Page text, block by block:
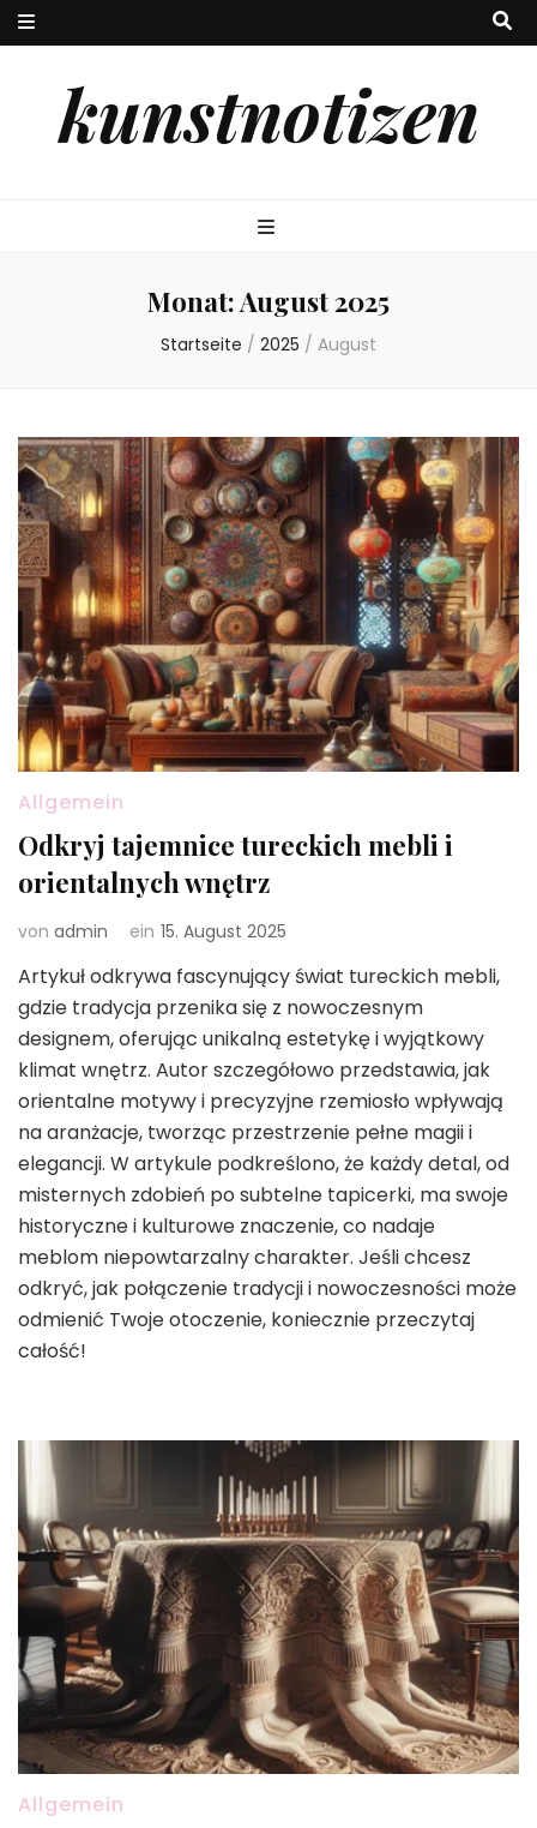
kunstnotizen
Monat:August 2025
Startseite / 2025 / August
Allgemein
Odkryj tajemnice tureckich mebli i
orientalnych wnętrz
von admin ein 15. August 2025
Artykuł odkrywa fascynujący świat tureckich mebli,
gdzie tradycja przenika się z nowoczesnym
designem, oferując unikalną estetykę i wyjątkowy
klimat wnętrz. Autor szczegółowo przedstawia, jak
orientalne motywy i precyzyjne rzemiosło wpływają
na aranżacje, tworząc przestrzenie pełne magii i
elegancji. W artykule podkreślono, że każdy detal, od
misternych zdobień po subtelne tapicerki, ma swoje
historyczne i kulturowe znaczenie, co nadaje
meblom niepowtarzalny charakter. Jeśli chcesz
odkryć, jak połączenie tradycji i nowoczesności może
odmienić Twoje otoczenie, koniecznie przeczytaj
całość!
Allgemein